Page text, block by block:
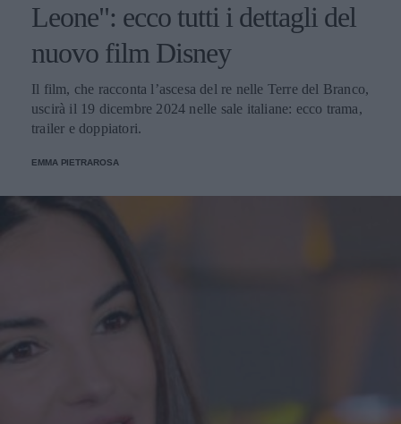
Leone": ecco tutti i dettagli del
nuovo film Disney
Il film, che racconta l’ascesa del re nelle Terre del Branco,
uscirà il 19 dicembre 2024 nelle sale italiane: ecco trama,
trailer e doppiatori.
EMMA PIETRAROSA